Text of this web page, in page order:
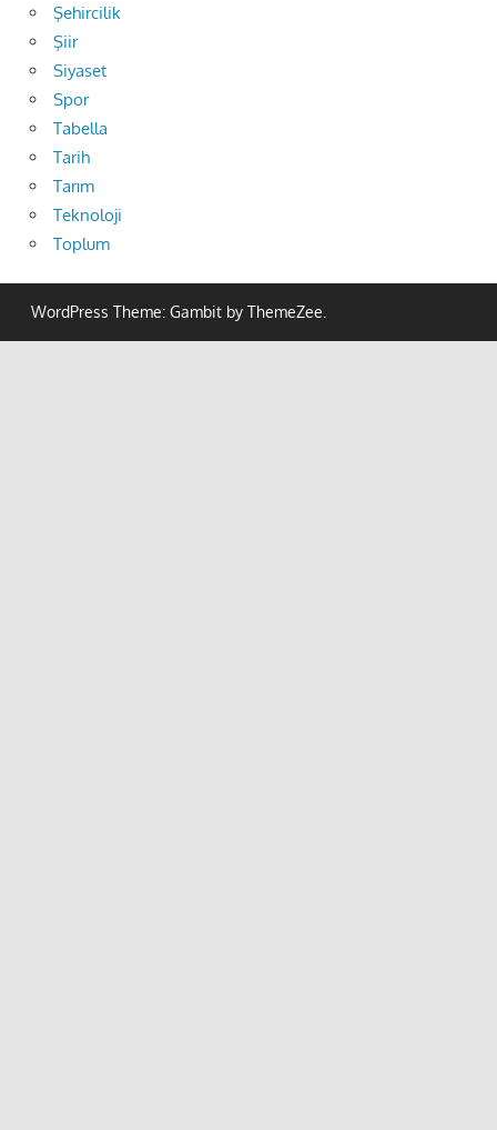
Şehircilik
Şiir
Siyaset
Spor
Tabella
Tarih
Tarım
Teknoloji
Toplum
WordPress Theme: Gambit by ThemeZee.